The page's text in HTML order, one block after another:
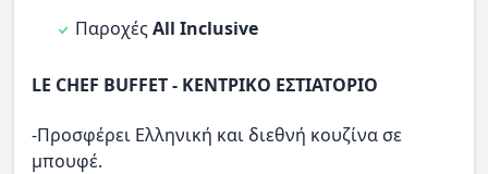
ΠαροχέςAll Inclusive
LE CHEF BUFFET - ΚΕΝΤΡΙΚΟ ΕΣΤΙΑΤΟΡΙΟ
-Προσφέρει Ελληνική και διεθνή κουζίνα σε
μπουφέ.